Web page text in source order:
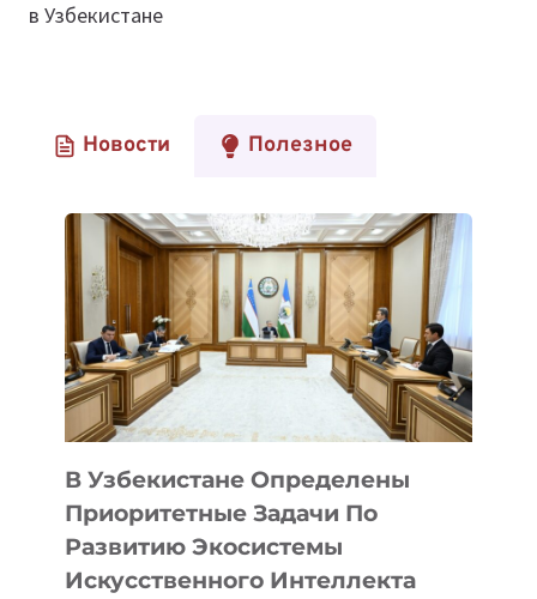
в Узбекистане
Новости Полезное
В Узбекистане Определены
Приоритетные Задачи По
Развитию Экосистемы
Искусственного Интеллекта